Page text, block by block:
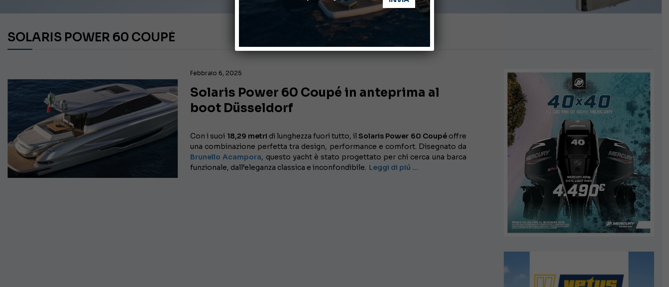
SOLARIS POWER 60 COUPÉ
Febbraio 6, 2025
Solaris Power 60 Coupé in anteprima al
boot Düsseldorf
Con i suoi 18,29 metri di lunghezza fuori tutto, ilSolaris Power 60 Coupéoffre
una combinazione perfetta tra design, performance e comfort. Disegnato da
Brunello Acampora, questo yacht è stato progettato per chi cerca una barca
funzionale, dall’eleganza classica e inconfondibile. Leggi di piú …